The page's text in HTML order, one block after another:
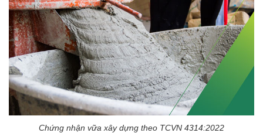
Chứng nhận vữa xây dựng theo TCVN 4314:2022